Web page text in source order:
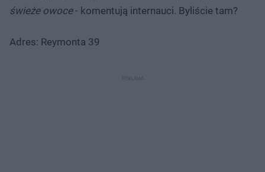
świeże owoce- komentują internauci. Byliście tam?
Adres: Reymonta 39